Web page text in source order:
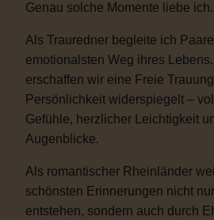
Genau solche Momente liebe ich.
Als Trauredner begleite ich
emotionalsten Weg ihres
erschaffen wir eine Freie
Persönlichkeit widerspiegelt –
Gefühle, herzlicher Leichtigkeit
Augenblicke.
Als romantischer Rheinländer
schönsten Erinnerungen nicht
entstehen, sondern auch durch